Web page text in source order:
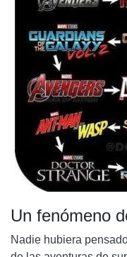
Un fenómeno
Nadie hubiera